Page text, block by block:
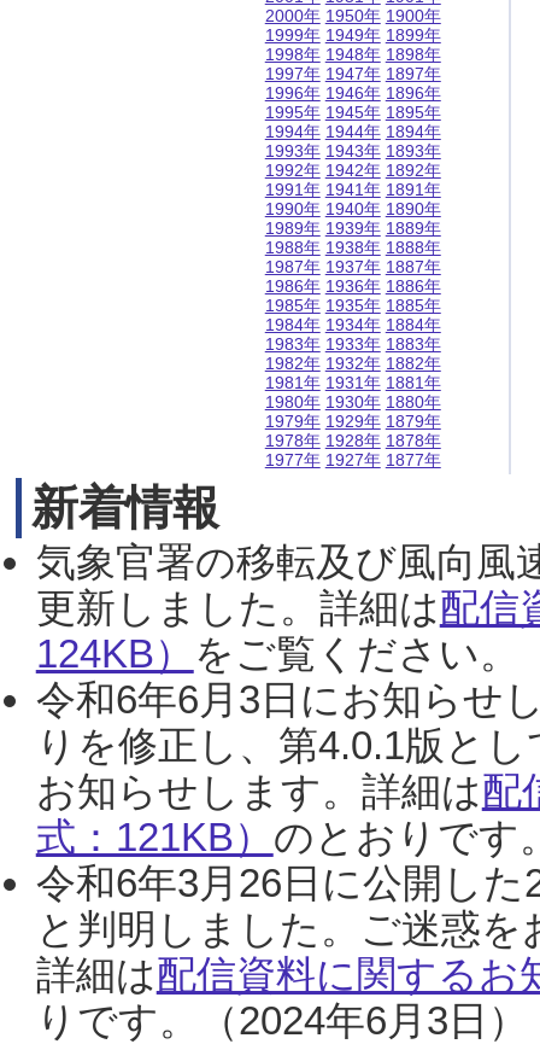
2000年
1999年
1998年
1997年
1996年
1995年
1994年
1993年
1992年
1991年
1990年
1989年
1988年
1987年
1986年
1985年
1984年
1983年
1982年
1981年
1980年
1979年
1978年
1977年
1950年
1949年
1948年
1947年
1946年
1945年
1944年
1943年
1942年
1941年
1940年
1939年
1938年
1937年
1936年
1935年
1934年
1933年
1932年
1931年
1930年
1929年
1928年
1927年
1900年
1899年
1898年
1897年
1896年
1895年
1894年
1893年
1892年
1891年
1890年
1889年
1888年
1887年
1886年
1885年
1884年
1883年
1882年
1881年
1880年
1879年
1878年
1877年
新着情報
気象官署の移転及び風向風
更新しました。詳細は配信
124KB） をご覧ください。
令和6年6月3日にお知らせ
りを修正し、第4.0.1版と
お知らせします。詳細は配
式：121KB） のとおりです
令和6年3月26日に公開し
と判明しました。ご迷惑
詳細は配信資料に関するお
りです。（2024年6月3日）